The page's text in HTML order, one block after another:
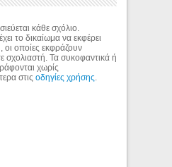
κάθε σχόλιο.
το δικαίωμα να εκφέρει
οι οποίες εκφράζουν
σχολιαστή. Τα συκοφαντικά ή
χωρίς
στιςοδηγίες χρήσης